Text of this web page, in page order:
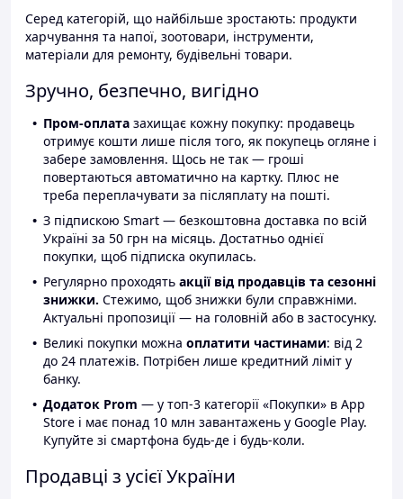
Серед категорій, що найбільше зростають: продукти
харчування та напої, зоотовари, інструменти,
матеріали для ремонту, будівельні товари.
Зручно, безпечно, вигідно
Пром-оплата захищає кожну покупку: продавець
отримує кошти лише після того, як покупець огляне і
забере замовлення. Щось не так — гроші
повертаються автоматично на картку. Плюс не
треба переплачувати за післяплату на пошті.
З підпискою Smart — безкоштовна доставка по всій
Україні за 50 грн на місяць. Достатньо однієї
покупки, щоб підписка окупилась.
Регулярно проходять акції від продавців та сезонні
знижки. Стежимо, щоб знижки були справжніми.
Актуальні пропозиції — на головній або в застосунку.
Великі покупки можна оплатити частинами: від 2
до 24 платежів. Потрібен лише кредитний ліміт у
банку.
Додаток Prom — у топ-3 категорії «Покупки» в App
Store і має понад 10 млн завантажень у Google Play.
Купуйте зі смартфона будь-де і будь-коли.
Продавці з усієї України